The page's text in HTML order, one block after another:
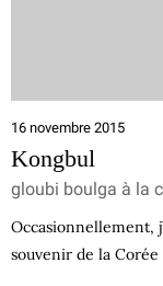
16 novembre 2015
Kongbul
gloubi boulga à la
Occasionnellement,
souvenir de la